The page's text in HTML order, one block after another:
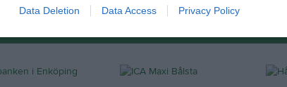
Data Deletion Data Access Privacy Policy